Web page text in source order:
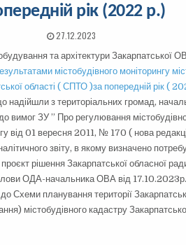
рік (2022 р.)
27.12.2023
та архітектури Закарпатської
містобудівного моніторингу
області ( СПТО )за попередній рік (
надійшли з територіальних громад,
вимог ЗУ ” Про регулювання
від 01 вересня 2011, № 170 ( нова
звіту, в якому визначено
проєкт рішення Закарпатської обласної
ОДА-начальника ОВА від
Схеми планування території
містобудівного кадастру